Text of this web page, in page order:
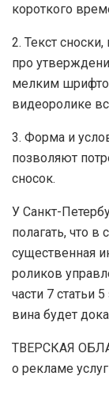
короткого
2. Текст
про
мелким
видеоролике
3. Форма и
позволяют
сносок.
У Санкт-
полагать, что в
существенная
роликов
части 7 статьи
вина будет
ТВЕРСКАЯ
о рекламе